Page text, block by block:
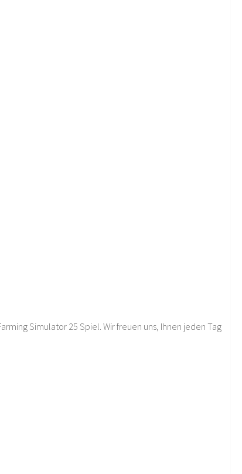
Simulator 25 Spiel. Wir freuen uns, Ihnen jeden Tag